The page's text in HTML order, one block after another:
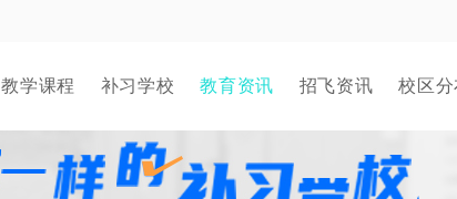
教学课程 补习学校 教育资讯 招飞资讯 校区分